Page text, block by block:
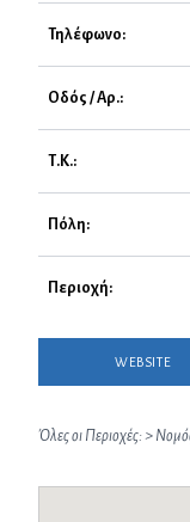
Τηλέφωνο:
Οδός / Αρ.:
Τ.Κ.:
Πόλη:
Περιοχή:
WEBSITE
Όλες οι Περιοχές:>